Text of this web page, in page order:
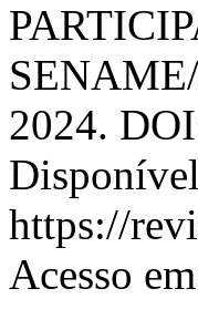
2024.
https://
Acesso